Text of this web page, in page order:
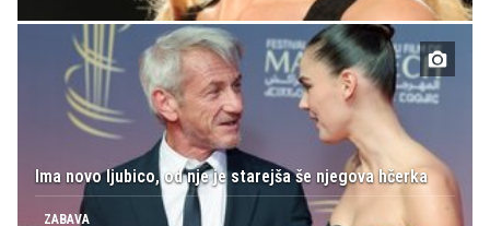
Ima novo ljubico, od nje je starejša še njegova hčerka
ZABAVA